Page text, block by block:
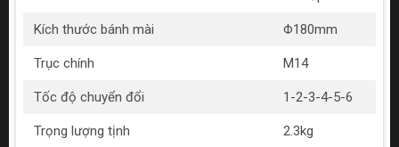
Kích thước bánh mài Φ180mm
Trục chính M14
Tốc độ chuyển đổi 1-2-3-4-5-6
Trọng lượng tịnh 2.3kg